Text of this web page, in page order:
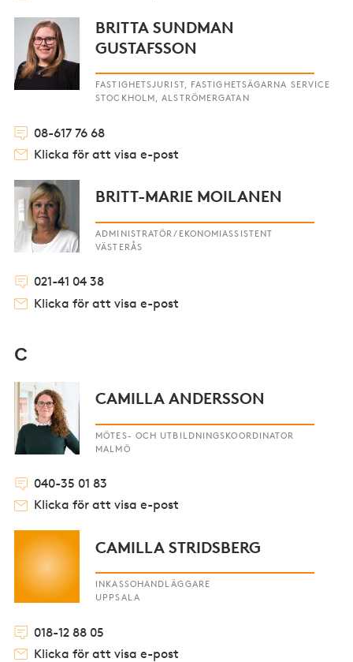
BRITTA SUNDMAN
GUSTAFSSON
FASTIGHETSJURIST, FASTIGHETSÄGARNA SERVICE
STOCKHOLM, ALSTRÖMERGATAN
08-617 76 68
Klicka för att visa e-post
BRITT-MARIE MOILANEN
ADMINISTRATÖR/EKONOMIASSISTENT
VÄSTERÅS
021-41 04 38
Klicka för att visa e-post
C
CAMILLA ANDERSSON
MÖTES- OCH UTBILDNINGSKOORDINATOR
MALMÖ
040-35 01 83
Klicka för att visa e-post
CAMILLA STRIDSBERG
INKASSOHANDLÄGGARE
UPPSALA
018-12 88 05
Klicka för att visa e-post